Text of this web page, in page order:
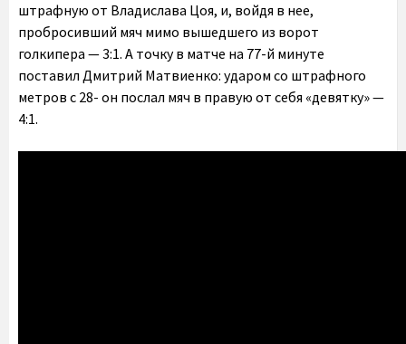
штрафную от Владислава Цоя, и, войдя в нее,
пробросивший мяч мимо вышедшего из ворот
голкипера — 3:1. А точку в матче на 77-й минуте
поставил Дмитрий Матвиенко: ударом со штрафного
метров с 28- он послал мяч в правую от себя «девятку» —
4:1.